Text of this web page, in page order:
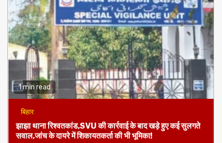
1 min read
बिहार
झाझा थाना रिश्वतकांड,SVU की कार्रवाई के बाद खड़े हुए कई सुलगते